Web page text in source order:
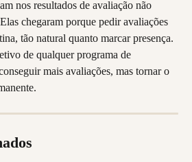
nos resultados de avaliação não
chegaram porque pedir avaliações
tão natural quanto marcar presença.
de qualquer programa de
mais avaliações, mas tornar o